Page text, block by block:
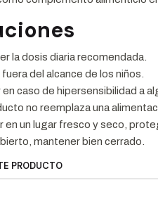
la dosis diaria recomendada.
del alcance de los niños.
en caso de hipersensibilidad a
no reemplaza una
en un lugar fresco y seco,
mantener bien cerrado.
PRODUCTO